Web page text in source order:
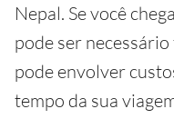
Nepal. Se você
pode ser
pode envolver
tempo da sua